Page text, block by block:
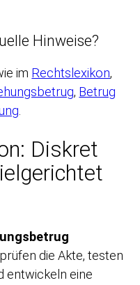
Hinweise?
im Rechtslexikon,
, Betrug
Diskret
die Akte, testen
entwickeln eine